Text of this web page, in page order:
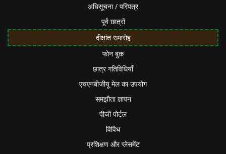
अधिसूचना / परिपत्र
पूर्व छात्रों
दीक्षांत समारोह
फोन बुक
छात्र गतिविधियाँ
एचएनबीजीयू मेल का उपयोग
समझौता ज्ञापन
पीजी पोर्टल
विविध
प्रशिक्षण और प्लेसमेंट